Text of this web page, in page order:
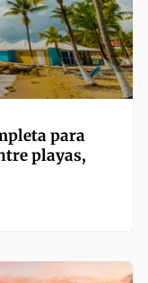
para
playas,